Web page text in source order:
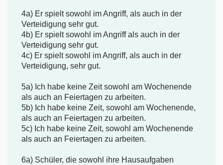
4a) Er spielt sowohl im Angriff, als auch in der
Verteidigung sehr gut.
4b) Er spielt sowohl im Angriff als auch in der
Verteidigung sehr gut.
4c) Er spielt sowohl im Angriff, als auch in der
Verteidigung, sehr gut.
5a) Ich habe keine Zeit sowohl am Wochenende
als auch an Feiertagen zu arbeiten.
5b) Ich habe keine Zeit, sowohl am Wochenende,
als auch an Feiertagen zu arbeiten.
5c) Ich habe keine Zeit, sowohl am Wochenende
als auch an Feiertagen zu arbeiten.
6a) Schüler, die sowohl ihre Hausaufgaben